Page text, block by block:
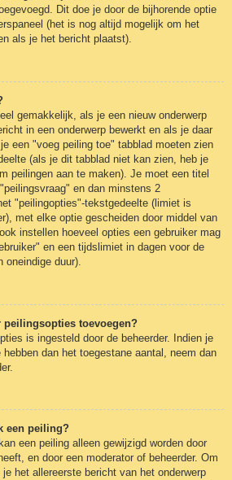
Dit doe je door de bijhorende optie
(het is nog altijd mogelijk om het
als je het bericht plaatst).
gemakkelijk, als je een nieuw onderwerp
in een onderwerp bewerkt en als je daar
een "voeg peiling toe" tabblad moeten zien
(als je dit tabblad niet kan zien, heb je
peilingen aan te maken). Je moet een titel
en dan minstens 2
"peilingopties"-tekstgedeelte (limiet is
met elke optie gescheiden door middel van
instellen hoeveel opties een gebruiker mag
en een tijdslimiet in dagen voor de
duur).
peilingsopties toevoegen?
is ingesteld door de beheerder. Indien je
dan het toegestane aantal, neem dan
een peiling?
een peiling alleen gewijzigd worden door
en door een moderator of beheerder. Om
het allereerste bericht van het onderwerp